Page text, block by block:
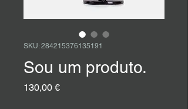
SKU: 284215376135191
Sou um produto.
130,00 €Preço